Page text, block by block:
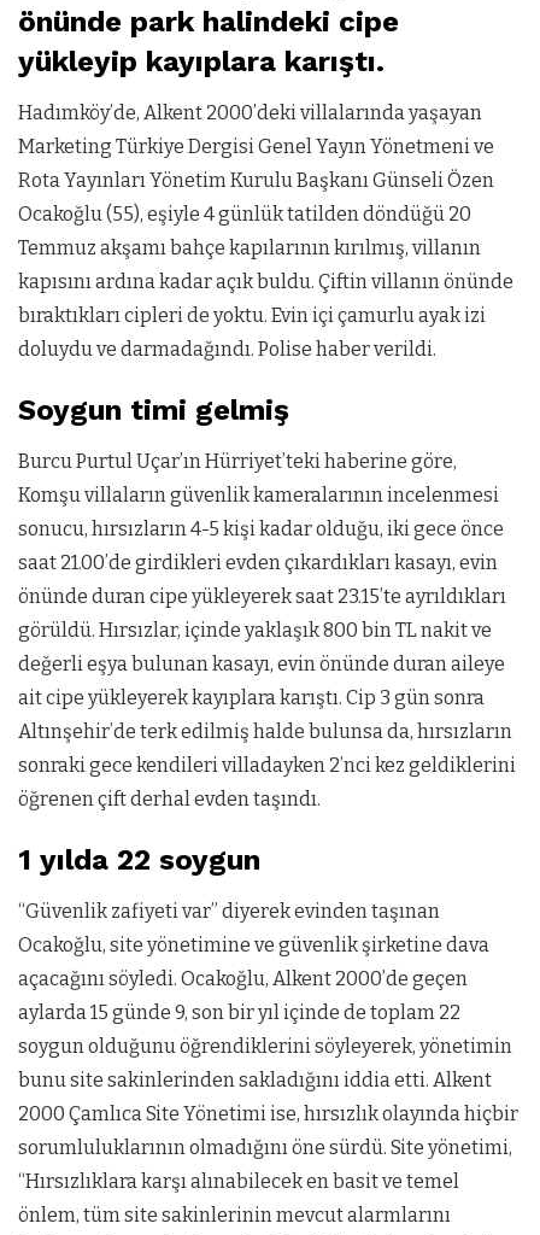
önünde park halindeki cipe
yükleyip kayıplara karıştı.
Hadımköy’de, Alkent 2000’deki villalarında yaşayan
Marketing Türkiye Dergisi Genel Yayın Yönetmeni ve
Rota Yayınları Yönetim Kurulu Başkanı Günseli Özen
Ocakoğlu (55), eşiyle 4 günlük tatilden döndüğü 20
Temmuz akşamı bahçe kapılarının kırılmış, villanın
kapısını ardına kadar açık buldu. Çiftin villanın önünde
bıraktıkları cipleri de yoktu. Evin içi çamurlu ayak izi
doluydu ve darmadağındı. Polise haber verildi.
Soygun timi gelmiş
Burcu Purtul Uçar’ın Hürriyet’teki haberine göre,
Komşu villaların güvenlik kameralarının incelenmesi
sonucu, hırsızların 4-5 kişi kadar olduğu, iki gece önce
saat 21.00’de girdikleri evden çıkardıkları kasayı, evin
önünde duran cipe yükleyerek saat 23.15’te ayrıldıkları
görüldü. Hırsızlar, içinde yaklaşık 800 bin TL nakit ve
değerli eşya bulunan kasayı, evin önünde duran aileye
ait cipe yükleyerek kayıplara karıştı. Cip 3 gün sonra
Altınşehir’de terk edilmiş halde bulunsa da, hırsızların
sonraki gece kendileri villadayken 2’nci kez geldiklerini
öğrenen çift derhal evden taşındı.
1 yılda 22 soygun
“Güvenlik zafiyeti var” diyerek evinden taşınan
Ocakoğlu, site yönetimine ve güvenlik şirketine dava
açacağını söyledi. Ocakoğlu, Alkent 2000’de geçen
aylarda 15 günde 9, son bir yıl içinde de toplam 22
soygun olduğunu öğrendiklerini söyleyerek, yönetimin
bunu site sakinlerinden sakladığını iddia etti. Alkent
2000 Çamlıca Site Yönetimi ise, hırsızlık olayında hiçbir
sorumluluklarının olmadığını öne sürdü. Site yönetimi,
“Hırsızlıklara karşı alınabilecek en basit ve temel
önlem, tüm site sakinlerinin mevcut alarmlarını